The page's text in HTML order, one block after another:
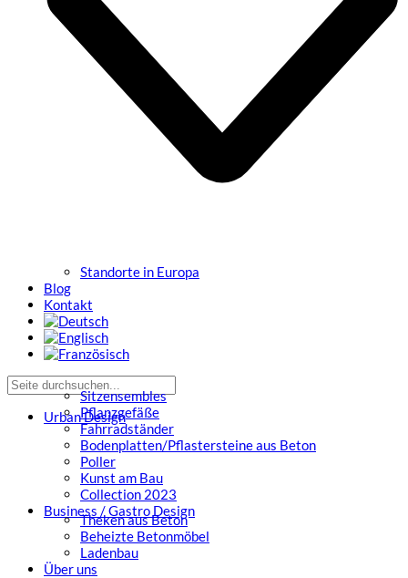
Standorte in Europa
Blog
Kontakt
Urban Design
Sitzensembles
Pflanzgefäße
Fahrradständer
Bodenplatten/Pflastersteine aus Beton
Poller
Kunst am Bau
Collection 2023
Business / Gastro Design
Theken aus Beton
Beheizte Betonmöbel
Ladenbau
Über uns